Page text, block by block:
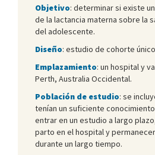
Objetivo: determinar si existe
de la lactancia materna sobre la
del adolescente.
Diseño: estudio de cohorte
Emplazamiento: un hospital y
Perth, Australia Occidental.
Población de estudio: se
tenían un suficiente
entrar en un estudio a largo
parto en el hospital y
durante un largo tiempo.